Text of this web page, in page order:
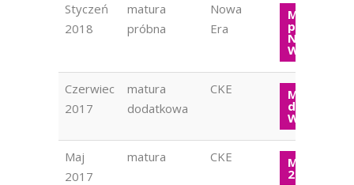
Styczeń
2018
matura
próbna
Nowa
Era
Matura
próbna
Nowa Era
WOS 2018
Czerwiec
2017
matura
dodatkowa
CKE Matura
WOS 2017
Maj
2017
matura CKE Matura
2017